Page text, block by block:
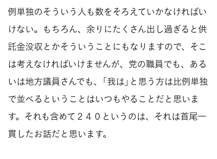
例単独のそういう人も数をそろえていかなければい
けない。もちろん、余りにたくさん出し過ぎると供
託金没収とかそういうことにもなりますので、そこ
は考えなければいけませんが、党の職員でも、ある
いは地方議員さんでも、「我は」と思う方は比例単独
で並べるということはいつもやることだと思いま
す。それも含めて２４０というのは、それは首尾一
貫したお話だと思います。